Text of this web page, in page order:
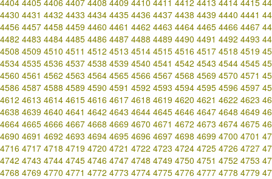
4404 4405 4406 4407 4408 4409 4410 4411 4412 4413 4414 4415
4430 4431 4432 4433 4434 4435 4436 4437 4438 4439 4440 4441
4456 4457 4458 4459 4460 4461 4462 4463 4464 4465 4466 4467
4482 4483 4484 4485 4486 4487 4488 4489 4490 4491 4492 4493
4508 4509 4510 4511 4512 4513 4514 4515 4516 4517 4518 4519
4534 4535 4536 4537 4538 4539 4540 4541 4542 4543 4544 4545
4560 4561 4562 4563 4564 4565 4566 4567 4568 4569 4570 4571
4586 4587 4588 4589 4590 4591 4592 4593 4594 4595 4596 4597
4612 4613 4614 4615 4616 4617 4618 4619 4620 4621 4622 4623
4638 4639 4640 4641 4642 4643 4644 4645 4646 4647 4648 4649
4664 4665 4666 4667 4668 4669 4670 4671 4672 4673 4674 4675
4690 4691 4692 4693 4694 4695 4696 4697 4698 4699 4700 4701
4716 4717 4718 4719 4720 4721 4722 4723 4724 4725 4726 4727
4742 4743 4744 4745 4746 4747 4748 4749 4750 4751 4752 4753
4768 4769 4770 4771 4772 4773 4774 4775 4776 4777 4778 4779